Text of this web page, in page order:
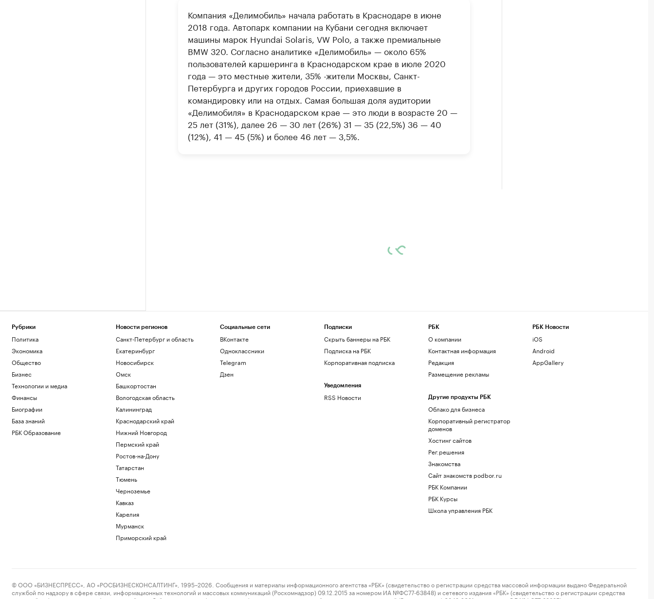
Компания «Делимобиль» начала работать в Краснодаре в июне
2018 года. Автопарк компании на Кубани сегодня включает
машины марок Hyundai Solaris, VW Polo, а также премиальные
BMW 320. Согласно аналитике «Делимобиль» — около 65%
пользователей каршеринга в Краснодарском крае в июле 2020
года — это местные жители, 35% -жители Москвы, Санкт-
Петербурга и других городов России, приехавшие в
командировку или на отдых. Самая большая доля аудитории
«Делимобиля» в Краснодарском крае — это люди в возрасте 20 —
25 лет (31%), далее 26 — 30 лет (26%) 31 — 35 (22,5%) 36 — 40
(12%), 41 — 45 (5%) и более 46 лет — 3,5%.
Рубрики
Политика
Экономика
Общество
Бизнес
Технологии и медиа
Финансы
Биографии
База знаний
РБК Образование
Новости регионов
Санкт-Петербург и область
Екатеринбург
Новосибирск
Омск
Башкортостан
Вологодская область
Калининград
Краснодарский край
Нижний Новгород
Пермский край
Ростов-на-Дону
Татарстан
Тюмень
Черноземье
Кавказ
Карелия
Мурманск
Приморский край
Социальные сети
ВКонтакте
Одноклассники
Telegram
Дзен
Подписки
Скрыть баннеры на РБК
Подписка на РБК
Корпоративная подписка
Уведомления
RSS Новости
РБК
О компании
Контактная информация
Редакция
Размещение рекламы
Другие продукты РБК
Облако для бизнеса
Корпоративный регистратор
доменов
Хостинг сайтов
Рег.решения
Знакомства
Сайт знакомств podbor.ru
РБК Компании
РБК Курсы
Школа управления РБК
РБК Новости
iOS
Android
AppGallery
© ООО «БИЗНЕСПРЕСС», АО «РОСБИЗНЕСКОНСАЛТИНГ», 1995–2026. Сообщения и материалы информационного агентства «РБК» (свидетельство о регистрации средства массовой информации выдано Федеральной
службой по надзору в сфере связи, информационных технологий и массовых коммуникаций (Роскомнадзор) 09.12.2015 за номером ИА №ФС77-63848) и сетевого издания «РБК» (свидетельство о регистрации средства